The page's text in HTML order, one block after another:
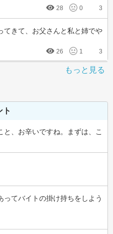
28 0 3
てきて、お父さんと私と姉でや
26 1 3
もっと見る
ト
、お辛いですね。まずは、こ
ってバイトの掛け持ちをしよう